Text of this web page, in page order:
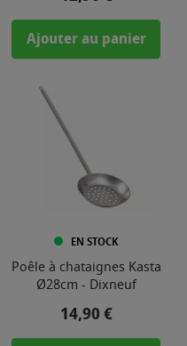
Ajouter au panier
EN STOCK
Poêle à chataignes Kasta
Ø28cm - Dixneuf
Prix
14,90 €